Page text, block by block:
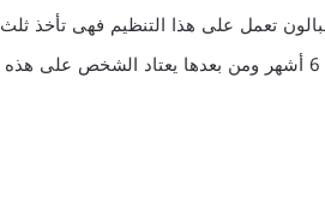
تعمل على هذا التنظيم فهى تأخذ ثلث
مساحة المعدة وبهذا تجبر الفرد على تناول كميات قليلة من الطعام الصحى خلال 6 أشهر ومن بعدها يعتاد الشخص على هذه